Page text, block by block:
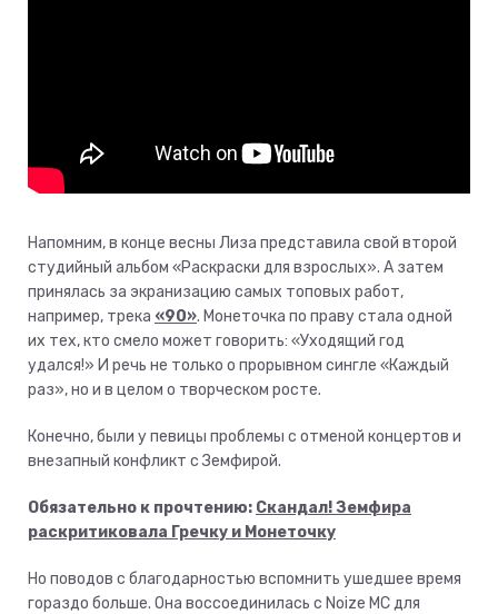
Напомним, в конце весны Лиза представила свой второй
студийный альбом «Раскраски для взрослых». А затем
принялась за экранизацию самых топовых работ,
например, трека «90». Монеточка по праву стала одной
их тех, кто смело может говорить: «Уходящий год
удался!» И речь не только о прорывном сингле «Каждый
раз», но и в целом о творческом росте.
Конечно, были у певицы проблемы с отменой концертов и
внезапный конфликт с Земфирой.
Обязательно к прочтению: Скандал! Земфира
раскритиковала Гречку и Монеточку
Но поводов с благодарностью вспомнить ушедшее время
гораздо больше. Она воссоединилась с Noize MC для